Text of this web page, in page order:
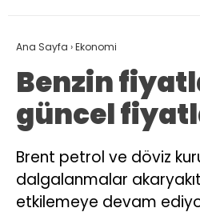
Ana Sayfa ›Ekonomi
Benzin
güncel
Brent petrol ve döviz
dalgalanmalar akaryakıt
etkilemeye devam